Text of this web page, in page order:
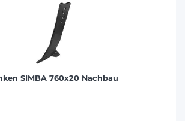
SIMBA 760x20 Nachbau